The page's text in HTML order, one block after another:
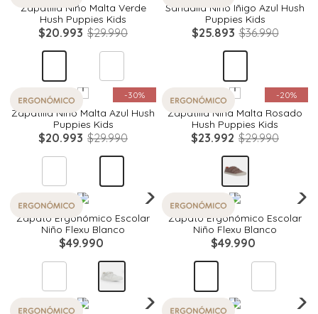
Zapatilla Niño Malta Verde
Hush Puppies Kids
$20.993 $29.990
Sandalia Niño Iñigo Azul Hush
Puppies Kids
$25.893 $36.990
-30%
Quickview
Zapatilla Niño Malta Azul Hush
Puppies Kids
$20.993 $29.990
-20%
Quickview
Zapatilla Niña Malta Rosado
Hush Puppies Kids
$23.992 $29.990
Quickview
Zapato Ergonómico Escolar
Niño Flexu Blanco
$49.990
Quickview
Zapato Ergonómico Escolar
Niño Flexu Blanco
$49.990
Quickview Quickview